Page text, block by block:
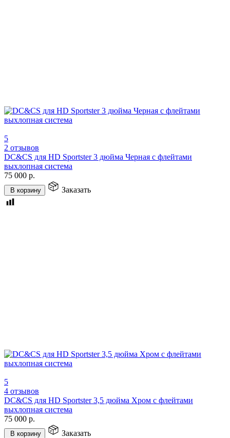
5
2 отзывов
DC&CS для HD Sportster 3 дюйма Черная с флейтами
выхлопная система
75 000 р.
В корзину Заказать
5
4 отзывов
DC&CS для HD Sportster 3,5 дюйма Хром с флейтами
выхлопная система
75 000 р.
В корзину Заказать